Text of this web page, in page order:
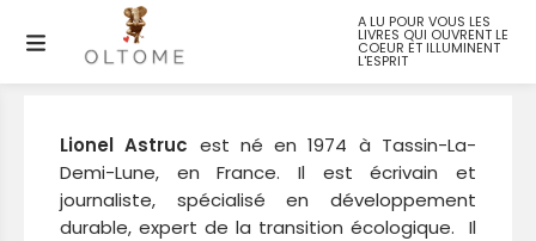
A LU POUR VOUS LES
LIVRES QUI OUVRENT LE
COEUR ET ILLUMINENT
L'ESPRIT
Lionel ASTRUC
Lionel Astruc est né en 1974 à Tassin-La-
Demi-Lune, en France. Il est écrivain et
journaliste, spécialisé en développement
durable, expert de la transition écologique. Il